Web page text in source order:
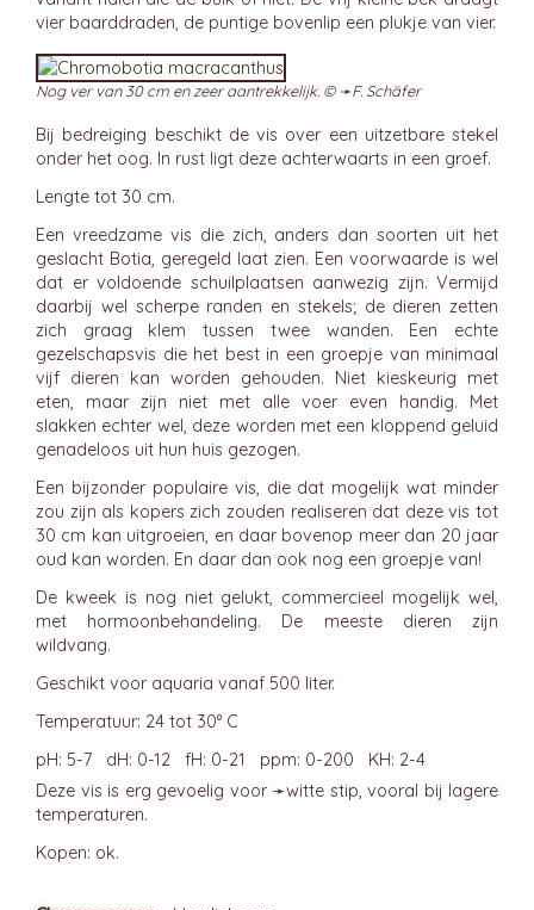
vier baarddraden, de puntige bovenlip een plukje van vier.
Nog ver van 30 cm en zeer aantrekkelijk. © ➛F. Schäfer
Bij bedreiging beschikt de vis over een uitzetbare stekel
onder het oog. In rust ligt deze achterwaarts in een groef.
Lengte tot 30 cm.
Een vreedzame vis die zich, anders dan soorten uit het
geslacht Botia, geregeld laat zien. Een voorwaarde is wel
dat er voldoende schuilplaatsen aanwezig zijn. Vermijd
daarbij wel scherpe randen en stekels; de dieren zetten
zich graag klem tussen twee wanden. Een echte
gezelschapsvis die het best in een groepje van minimaal
vijf dieren kan worden gehouden. Niet kieskeurig met
eten, maar zijn niet met alle voer even handig. Met
slakken echter wel, deze worden met een kloppend geluid
genadeloos uit hun huis gezogen.
Een bijzonder populaire vis, die dat mogelijk wat minder
zou zijn als kopers zich zouden realiseren dat deze vis tot
30 cm kan uitgroeien, en daar bovenop meer dan 20 jaar
oud kan worden. En daar dan ook nog een groepje van!
De kweek is nog niet gelukt, commercieel mogelijk wel,
met hormoonbehandeling. De meeste dieren zijn
wildvang.
Geschikt voor aquaria vanaf 500 liter.
Temperatuur: 24 tot 30° C
pH: 5-7 dH: 0-12 fH: 0-21 ppm: 0-200 KH: 2-4
Deze vis is erg gevoelig voor ➛witte stip, vooral bij lagere
temperaturen.
Kopen: ok.